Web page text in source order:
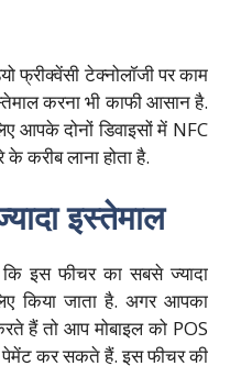
फ्रीक्वेंसी टेक्नोलॉजी पर काम
करना भी काफी आसान है.
आपके दोनों डिवाइसों में NFC
करीब लाना होता है.
इस्तेमाल
इस फीचर का सबसे ज्यादा
किया जाता है. अगर आपका
हैं तो आप मोबाइल को POS
कर सकते हैं. इस फीचर की